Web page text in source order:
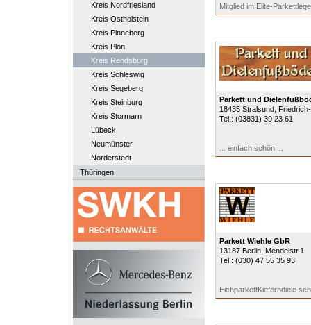
Kreis Nordfriesland
Kreis Ostholstein
Kreis Pinneberg
Kreis Plön
Kreis Rendsburg
Kreis Schleswig
Kreis Segeberg
Kreis Steinburg
Kreis Stormarn
Lübeck
Neumünster
Norderstedt
Thüringen
Mitglied im Elite-
Parkett und
18435 Stralsund,
Tel.: (03831) 39 23 61
... einfach schön ...
Parkett Wiehle GbR
13187 Berlin, Mendelstr.1
Tel.: (030) 47 55 35 93
EichparkettKieferndiele